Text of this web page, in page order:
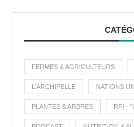
FERMES & AGRICULTEURS
L'ARCHIPELLE NATIONS
PLANTES & ARBRES RFI -